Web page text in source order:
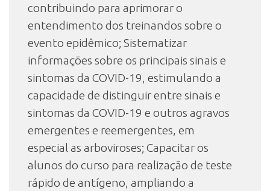
contribuindo para aprimorar o
entendimento dos treinandos sobre o
evento epidêmico; Sistematizar
informações sobre os principais sinais e
sintomas da COVID-19, estimulando a
capacidade de distinguir entre sinais e
sintomas da COVID-19 e outros agravos
emergentes e reemergentes, em
especial as arboviroses; Capacitar os
alunos do curso para realização de teste
rápido de antígeno, ampliando a